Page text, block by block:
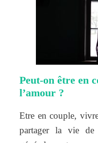
Peut-on être en
l’amour ?
Etre en couple,
partager la vie de